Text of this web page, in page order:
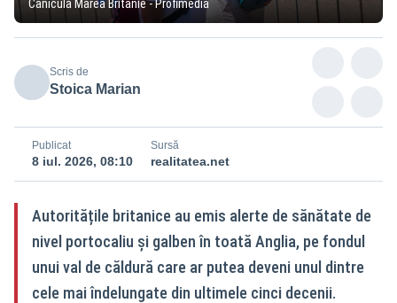
Caniculă Marea Britanie - Profimedia
Scris de
Stoica Marian
Publicat
8 iul. 2026, 08:10
Sursă
realitatea.net
Autoritățile britanice au emis alerte de sănătate de
nivel portocaliu și galben în toată Anglia, pe fondul
unui val de căldură care ar putea deveni unul dintre
cele mai îndelungate din ultimele cinci decenii.